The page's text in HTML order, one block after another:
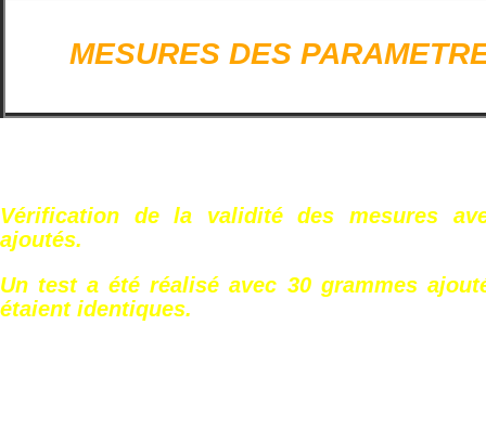
MESURES DES
Vérification de la validité des mesures
ajoutés.
Un test a été réalisé avec 30 grammes
étaient identiques.